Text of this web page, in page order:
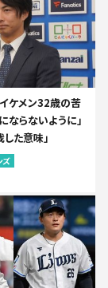
ケメン32歳の苦
ならないように」
た意味」
ズ